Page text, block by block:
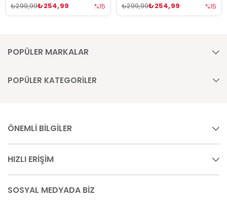
₺254,99
₺299,99 %15 ₺254,99
₺299,99 %15
POPÜLER MARKALAR
POPÜLER KATEGORİLER
ÖNEMLİ BİLGİLER
HIZLI ERİŞİM
SOSYAL MEDYADA BİZ